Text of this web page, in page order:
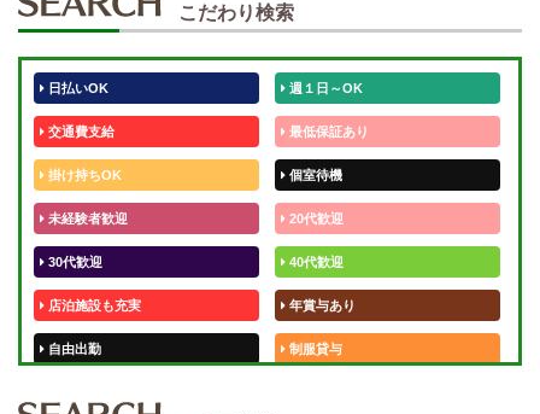
こだわり検索
日払いOK 週１日～OK
交通費支給 最低保証あり
掛け持ちOK 個室待機
未経験者歓迎 20代歓迎
30代歓迎 40代歓迎
店泊施設も充実 年賞与あり
自由出勤 制服貸与